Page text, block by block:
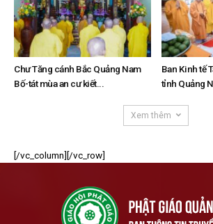
Chư Tăng cánh Bắc Quảng Nam
Bố-tát mùa an cư kiết...
Ban Kinh tế
tỉnh Quảng
Xem thêm
[/vc_column][/vc_row]